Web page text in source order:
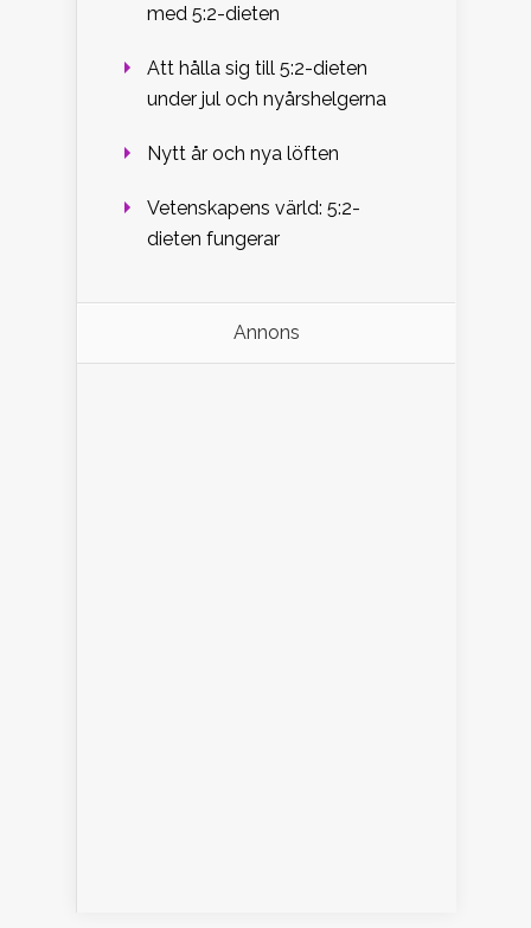
med 5:2-dieten
Att hålla sig till 5:2-dieten
under jul och nyårshelgerna
Nytt år och nya löften
Vetenskapens värld: 5:2-
dieten fungerar
Annons